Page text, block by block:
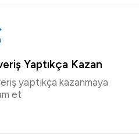
Yaptıkça Kazan
yaptıkça kazanmaya
et